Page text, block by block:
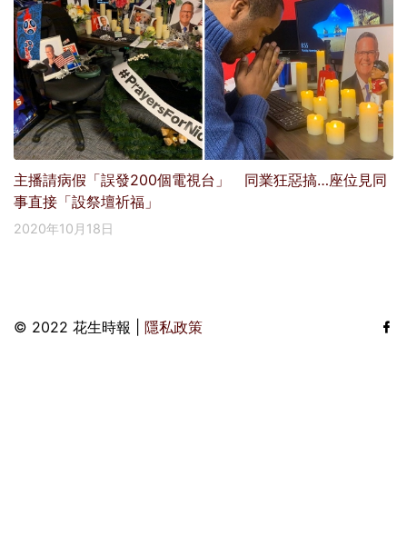
主播請病假「誤發200個電視台」 同業狂惡搞…座位見同
事直接「設祭壇祈福」
2020年10月18日
© 2022 花生時報 | 隱私政策